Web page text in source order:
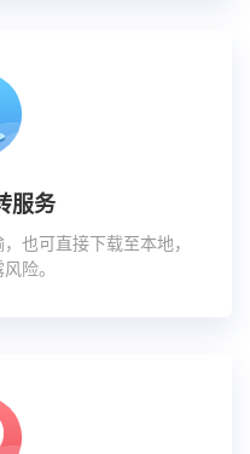
服务
也可直接下载至本地，
险。